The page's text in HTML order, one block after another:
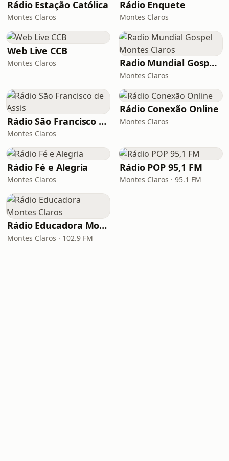
Rádio Estação Católica
Montes Claros
Rádio Enquete
Montes Claros
Web Live CCB
Montes Claros Radio Mundial Gospel Montes Claros
Montes Claros
Rádio São Francisco de Assis
Montes Claros
Rádio Conexão Online
Montes Claros
Rádio Fé e Alegria
Montes Claros
Rádio POP 95,1 FM
Montes Claros · 95.1 FM
Rádio Educadora Montes Claros
Montes Claros · 102.9 FM